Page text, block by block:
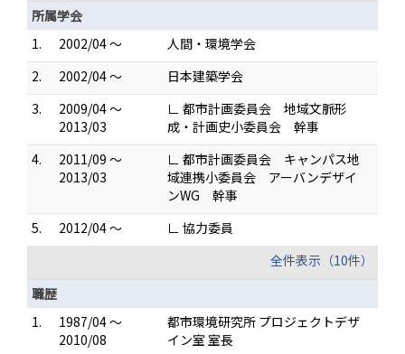
所属学会
1.
2002/04 ～
人間・環境学会
2.
2002/04 ～
日本建築学会
3.
2009/04 ～
2013/03
∟ 都市計画委員会 地域文脈形
成・計画史小委員会 幹事
4.
2011/09 ～
2013/03
∟ 都市計画委員会 キャンパス地
域連携小委員会 アーバンデザイ
ンWG 幹事
5.
2012/04 ～
∟ 協力委員
全件表示（10件）
職歴
1.
1987/04 ～
2010/08
都市環境研究所 プロジェクトデザ
イン室 室長